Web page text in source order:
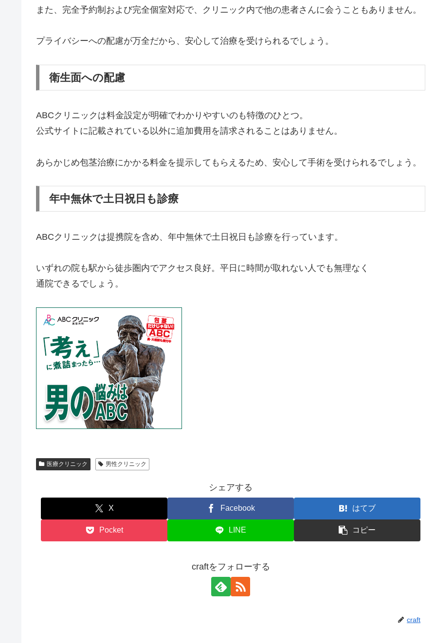
また、完全予約制および完全個室対応で、クリニック内で他の患者さんに会うこともありません。
プライバシーへの配慮が万全だから、安心して治療を受けられるでしょう。
衛生面への配慮
ABCクリニックは料金設定が明確でわかりやすいのも特徴のひとつ。
公式サイトに記載されている以外に追加費用を請求されることはありません。
あらかじめ包茎治療にかかる料金を提示してもらえるため、安心して手術を受けられるでしょう。
年中無休で土日祝日も診療
ABCクリニックは提携院を含め、年中無休で土日祝日も診療を行っています。
いずれの院も駅から徒歩圏内でアクセス良好。平日に時間が取れない人でも無理なく
通院できるでしょう。
医療クリニック 男性クリニック
シェアする
X Facebook はてブ
Pocket LINE コピー
craftをフォローする
craft